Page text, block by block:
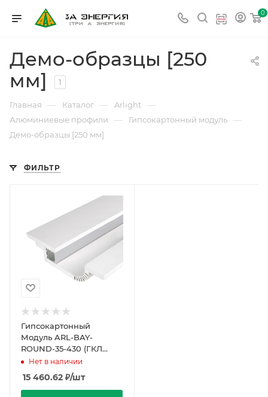
0
Демо-образцы [250
мм]
1
Главная — Каталог — Arlight —
Алюминиевые профили — Гипсокартонный модуль —
Демо-образцы [250 мм]
ФИЛЬТР
Гипсокартонный
Модуль ARL-BAY-
ROUND-35-430 (ГКЛ
12.5мм) (Arlight, -)
Нет в наличии
15 460.62 ₽/шт